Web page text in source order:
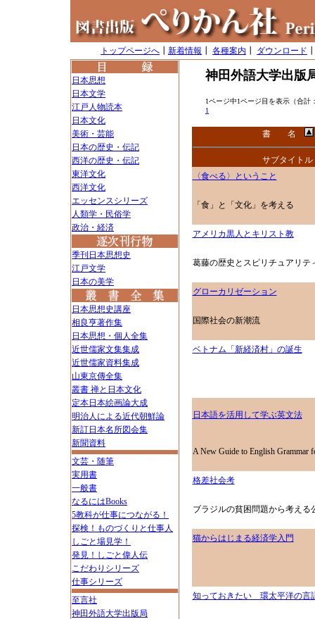
トップページへ 新着情報 各種案内 ダウンロード
日本思想
日本文学
江戸人物読本
日本文化
美術・芸能
日本の歴史・伝記
西洋の歴史・伝記
東洋文化
西洋文化
エッセンスシリーズ
人類学・民俗学
政治・経済
季刊日本思想史
江戸文学
日本の美学
日本思想史講座
相良亨著作集
日本思想・個人全集
近世儒家文集集成
近世儒家資料集成
山東京傳全集
叢書 禅と日本文化
定本日本絵画論大成
明治人による近代朝鮮論
新訂日本名所図会集
新聞資料
文芸・随筆
実用書
一般書
なるにはBooks
5教科が仕事につながる！
探検！ものづくりと仕事人
しごと場見学！
発見！しごと偉人伝
こだわりシリーズ
仕事シリーズ
至言社
神田外語大学出版局
神田外語大学出版
1ページ中1ページ目を表示（合計
1
書 名
サブタイトル
〈食べる〉ということ
「食」と「文化」を考える
アメリカ黒人とキリスト教
葛藤の歴史とスピリチュアリテ
グローカリゼーション
国際社会の新潮流
ベトナム「新経済村」の誕生
日本語を活用して学ぶ英文法
A New Guide to English Grammar
格差社会考
ブラジルの貧困問題から考える
猫からはじまる経済学入門
知っておきたい 環太平洋の言